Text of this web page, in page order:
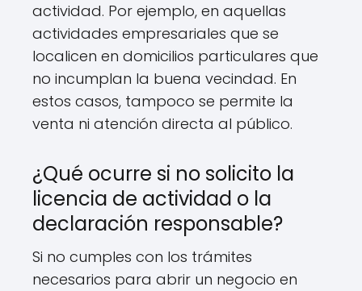
actividad. Por ejemplo, en aquellas
actividades empresariales que se
localicen en domicilios particulares que
no incumplan la buena vecindad. En
estos casos, tampoco se permite la
venta ni atención directa al público.
¿Qué ocurre si no solicito la
licencia de actividad o la
declaración responsable?
Si no cumples con los trámites
necesarios para abrir un negocio en